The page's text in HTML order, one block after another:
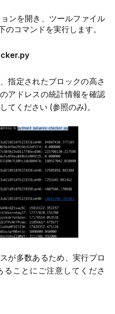
ンを開き、ツールファイル
コマンドを実行します。
指定されたブロックの高さ
アドレスの統計情報を確認
てください (参照のみ)。
が多数あるため、実行プロ
ことにご注意してくださ